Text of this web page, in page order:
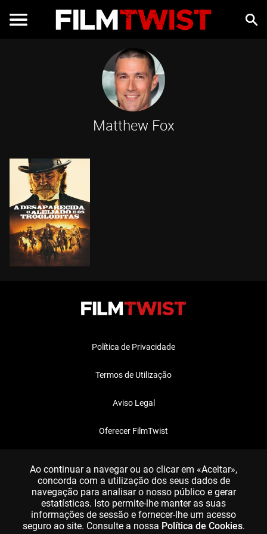
Matthew Fox
Política de Privacidade
Termos de Utilização
Aviso Legal
Oferecer FilmTwist
Ao continuar a navegar ou ao clicar em «Aceitar»,
concorda com a utilização dos seus dados de
navegação para analisar o nosso público e gerar
estatísticas. Isto permite-lhe manter as suas
informações de sessão e fornecer-lhe um acesso
seguro ao site. Consulte a nossa Política de Cookies.